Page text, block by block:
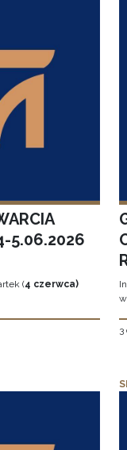
5.06.2026
(4 czerwca)
3